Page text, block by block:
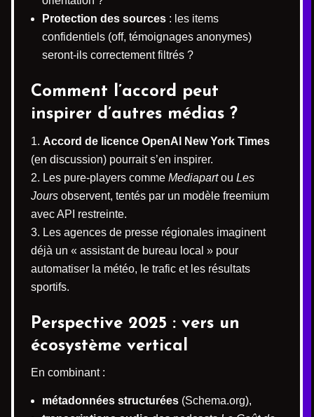
Protection des sources : les items
confidentiels (off, témoignages anonymes)
seront-ils correctement filtrés ?
Comment l’accord peut
inspirer d’autres médias ?
Accord de licence OpenAI New York Times
(en discussion) pourrait s’en inspirer.
Les pure-players comme Mediapartou Les
Jours observent, tentés par un modèle freemium
avec API restreinte.
Les agences de presse régionales imaginent
déjà un « assistant de bureau local » pour
automatiser la météo, le trafic et les résultats
sportifs.
Perspective 2025 : vers un
écosystème vertical
En combinant :
métadonnées structurées (Schema.org),